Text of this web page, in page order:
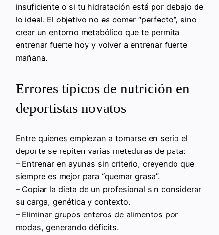
insuficiente o si tu hidratación está por debajo de
lo ideal. El objetivo no es comer “perfecto”, sino
crear un entorno metabólico que te permita
entrenar fuerte hoy y volver a entrenar fuerte
mañana.
Errores típicos de nutrición en
deportistas novatos
Entre quienes empiezan a tomarse en serio el
deporte se repiten varias meteduras de pata:
– Entrenar en ayunas sin criterio, creyendo que
siempre es mejor para “quemar grasa”.
– Copiar la dieta de un profesional sin considerar
su carga, genética y contexto.
– Eliminar grupos enteros de alimentos por
modas, generando déficits.